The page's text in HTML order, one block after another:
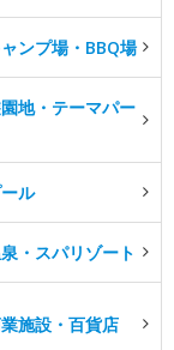
ンプ場・BBQ場
地・テーマパー
ル
・スパリゾート
施設・百貨店